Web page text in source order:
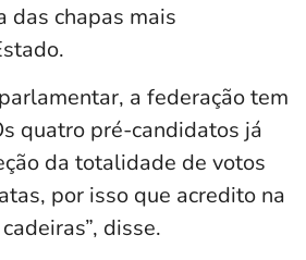
das chapas mais
a federação tem
quatro pré-candidatos já
da totalidade de votos
por isso que acredito na
disse.